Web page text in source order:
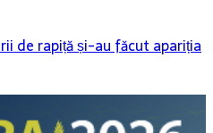
de rapiță și-au făcut apariția